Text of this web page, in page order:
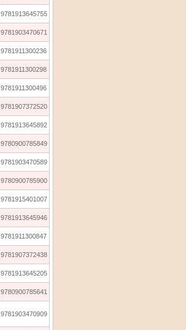
9781913645755
9781903470671
9781911300236
9781911300298
9781911300496
9781907372520
9781913645892
9780900785849
9781903470589
9780900785900
9781915401007
9781913645946
9781911300847
9781907372438
9781913645205
9780900785641
9781903470909